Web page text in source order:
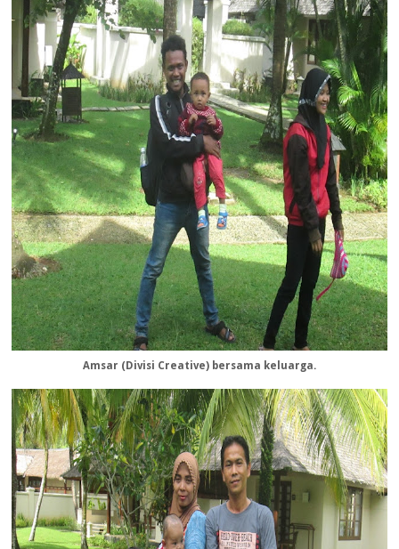
Amsar (Divisi Creative) bersama keluarga.